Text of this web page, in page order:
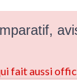
fait aussi